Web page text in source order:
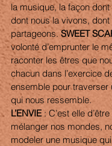
la musique, la façon
dont nous la vivons,
partageons. SWEET
volonté d’emprunter le
raconter les êtres que
chacun dans l’exercice
ensemble pour traverser
qui nous ressemble.
L’ENVIE : C’est elle
mélanger nos mondes,
modeler une musique